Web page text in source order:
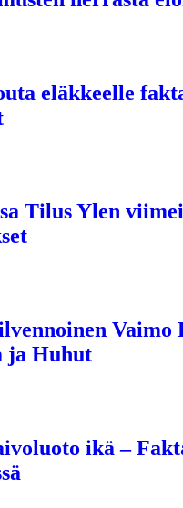
eläkkeelle
Tilus Ylen
Vaimo
ja Huhut
ikä –